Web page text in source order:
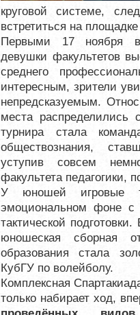
круговой системе,
встретиться на
Первыми 17 ноября в
девушки факультетов
среднего
интересным, зрители
непредсказуемым.
места распределились
турнира стала
обществознания,
уступив совсем
факультета педагогики,
У юношей игровые
эмоциональном фоне с
тактической
юношеская сборная
образования стала
КубГУ по волейболу.
Комплексная
только набирает ход,